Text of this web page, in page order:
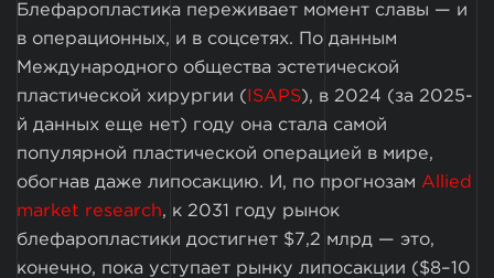
Блефаропластика переживает момент славы — и
в операционных, и в соцсетях. По данным
Международного общества эстетической
пластической хирургии ( ISAPS), в 2024 (за 2025-
й данных еще нет) году она стала самой
популярной пластической операцией в мире,
обогнав даже липосакцию. И, по прогнозам Allied
market research, к 2031 году рынок
блефаропластики достигнет $7,2 млрд — это,
конечно, пока уступает рынку липосакции ($8–10